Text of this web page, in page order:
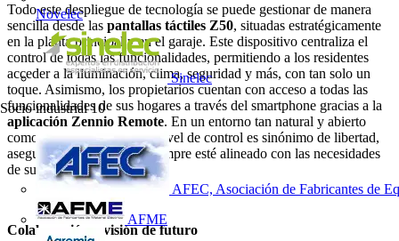
Novelec
Sinelec
Socio industrial 10
AFEC, Asociación de Fabricantes de
AFME
Todo este despliegue de tecnología se puede gestionar de manera
sencilla desde las pantallas táctiles Z50, situadas estratégicamente
en la planta principal y en el garaje. Este dispositivo centraliza el
control de todas las funcionalidades, permitiendo a los residentes
acceder a la iluminación, clima, seguridad y más, con tan solo un
toque. Asimismo, los propietarios cuentan con acceso a todas las
funcionalidades de sus hogares a través del smartphone gracias a la
aplicación Zennio Remote. En un entorno tan natural y abierto
como Baqueira, tener este nivel de control es sinónimo de libertad,
asegurando que el hogar siempre esté alineado con las necesidades
de sus propietarios.
Colaboración y visión de futuro